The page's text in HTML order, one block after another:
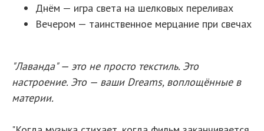
Днём — игра света на шелковых переливах
Вечером — таинственное мерцание при свечах
"Лаванда" — это не просто текстиль. Это
настроение. Это — ваши Dreams, воплощённые в
материи.